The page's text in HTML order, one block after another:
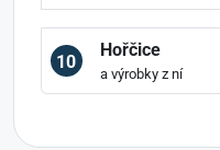
10
Hořčice
a výrobky z ní